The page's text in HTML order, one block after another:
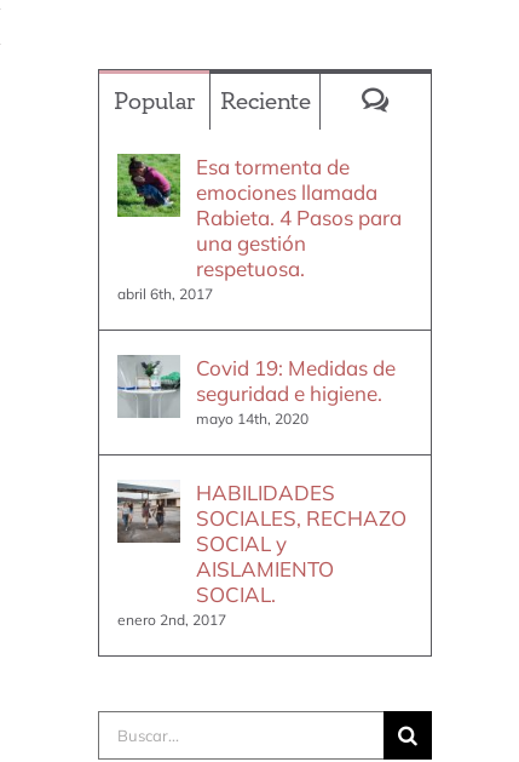
Popular Reciente
Esa tormenta de
emociones llamada
Rabieta. 4 Pasos para
una gestión
respetuosa.
abril 6th, 2017
Covid 19: Medidas de
seguridad e higiene.
mayo 14th, 2020
HABILIDADES
SOCIALES, RECHAZO
SOCIAL y
AISLAMIENTO
SOCIAL.
enero 2nd, 2017
Buscar: